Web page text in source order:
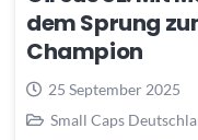
dem Sprung
Champion
25 September 2025
Small Caps